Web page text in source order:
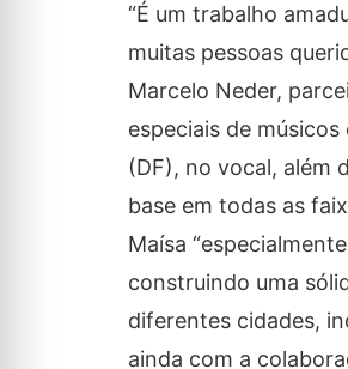
“É um trabalho
muitas pessoas
Marcelo Neder,
especiais de
(DF), no vocal, além
base em todas as
Maísa
construindo uma
diferentes cidades,
ainda com a